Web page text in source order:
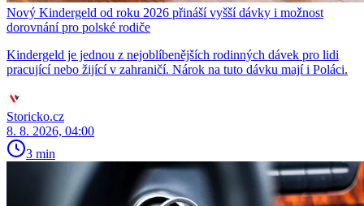
Nový Kindergeld od roku 2026 přináší vyšší dávky i možnost
dorovnání pro polské rodiče
Kindergeld je jednou z nejoblíbenějších rodinných dávek pro lidi
pracující nebo žijící v zahraničí. Nárok na tuto dávku mají i Poláci.
Storicko.cz
8. 8. 2026, 04:00
3 min